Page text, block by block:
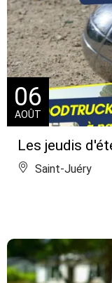
Les jeudis
06
AOÛT
Saint-Juéry